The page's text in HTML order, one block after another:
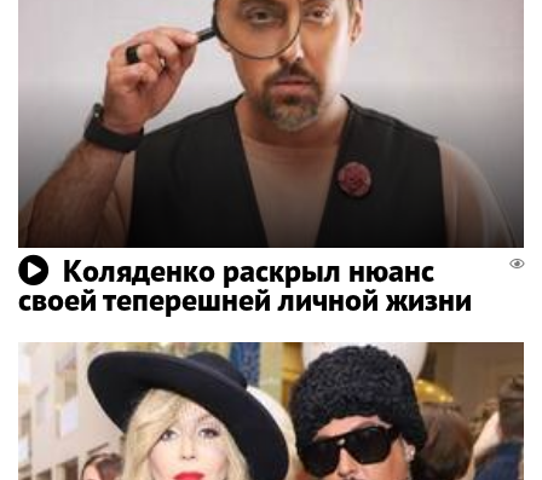
Коляденко раскрыл нюанс
своей теперешней личной жизни